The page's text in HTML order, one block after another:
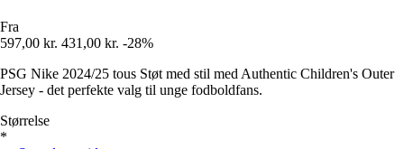
Fra
597,00 kr. 431,00 kr. -28%
PSG Nike 2024/25 tous Støt med stil med Authentic Children's Outer
Jersey - det perfekte valg til unge fodboldfans.
Størrelse
*